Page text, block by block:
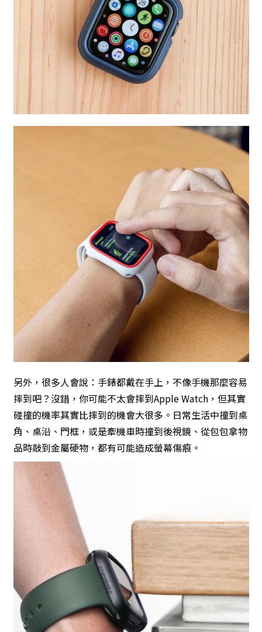
另外，很多人會說：手錶都戴在手上，不像手機那麼容易
摔到吧？沒錯，你可能不太會摔到Apple Watch，但其實
碰撞的機率其實比摔到的機會大很多。日常生活中撞到桌
角、桌沿、門框，或是牽機車時撞到後視鏡、從包包拿物
品時敲到金屬硬物，都有可能造成螢幕傷痕。